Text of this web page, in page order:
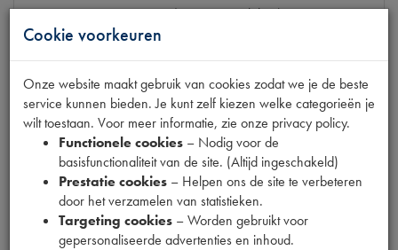
€ 46,75(€ 38,64 excl. btw)
SCHROEF TANKVLOTTER RVS
Model2CV
Productnummer1540029
OE Citroën ZD9451630W
Maten [PW 3] M4X12
Cookie voorkeuren
Onze website maakt gebruik van cookies zodat we je de beste
service kunnen bieden. Je kunt zelf kiezen welke categorieën je
wilt toestaan. Voor meer informatie, zie onze privacy policy.
Functionele cookies – Nodig voor de
basisfunctionaliteit van de site. (Altijd ingeschakeld)
Prestatie cookies – Helpen ons de site te verbeteren
door het verzamelen van statistieken.
Targeting cookies – Worden gebruikt voor
gepersonaliseerde advertenties en inhoud.